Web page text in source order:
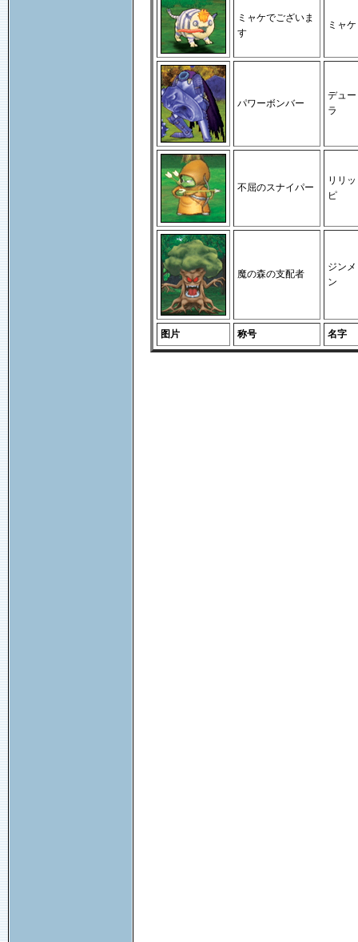
ミャケでございま
す
ミャケ
パワーボンバー
デュー
ラ
不屈のスナイパー
リリッ
ピ
魔の森の支配者
ジンメ
ン
图片 称号 名字